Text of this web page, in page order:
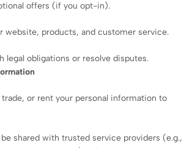
offers (if you opt-in).
website, products, and customer service.
legal obligations or resolve disputes.
trade, or rent your personal information to
be shared with trusted service providers (e.g.,